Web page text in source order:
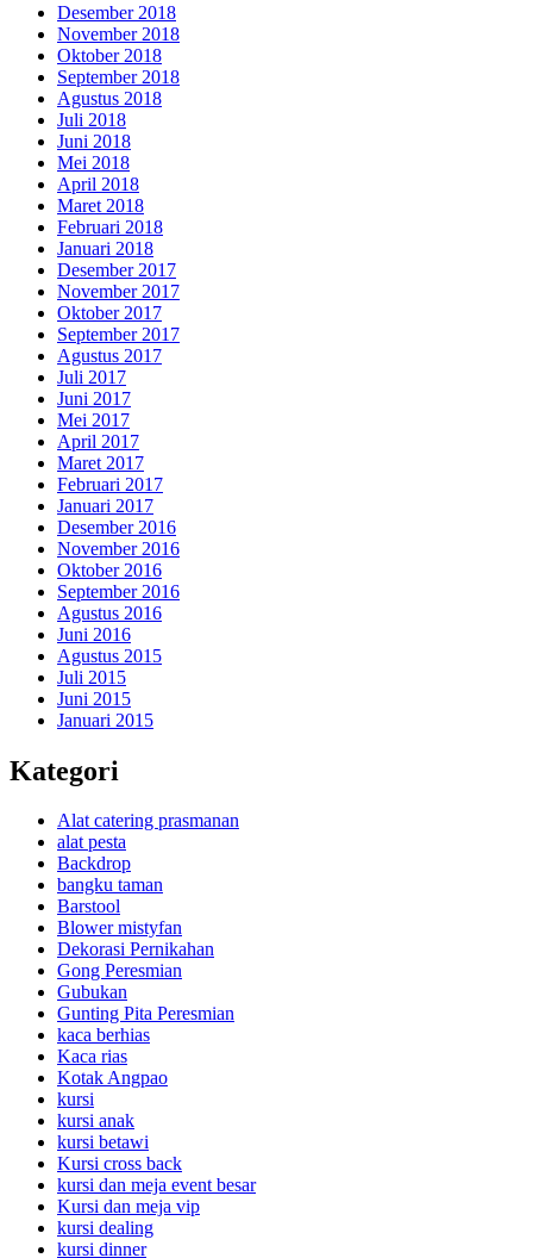
Desember 2018
November 2018
Oktober 2018
September 2018
Agustus 2018
Juli 2018
Juni 2018
Mei 2018
April 2018
Maret 2018
Februari 2018
Januari 2018
Desember 2017
November 2017
Oktober 2017
September 2017
Agustus 2017
Juli 2017
Juni 2017
Mei 2017
April 2017
Maret 2017
Februari 2017
Januari 2017
Desember 2016
November 2016
Oktober 2016
September 2016
Agustus 2016
Juni 2016
Agustus 2015
Juli 2015
Juni 2015
Januari 2015
Kategori
Alat catering prasmanan
alat pesta
Backdrop
bangku taman
Barstool
Blower mistyfan
Dekorasi Pernikahan
Gong Peresmian
Gubukan
Gunting Pita Peresmian
kaca berhias
Kaca rias
Kotak Angpao
kursi
kursi anak
kursi betawi
Kursi cross back
kursi dan meja event besar
Kursi dan meja vip
kursi dealing
kursi dinner